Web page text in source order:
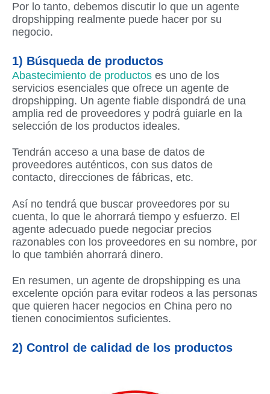
Por lo tanto, debemos discutir lo que un agente
dropshipping realmente puede hacer por su
negocio.
1) Búsqueda de productos
Abastecimiento de productos es uno de los
servicios esenciales que ofrece un agente de
dropshipping. Un agente fiable dispondrá de una
amplia red de proveedores y podrá guiarle en la
selección de los productos ideales.
Tendrán acceso a una base de datos de
proveedores auténticos, con sus datos de
contacto, direcciones de fábricas, etc.
Así no tendrá que buscar proveedores por su
cuenta, lo que le ahorrará tiempo y esfuerzo. El
agente adecuado puede negociar precios
razonables con los proveedores en su nombre, por
lo que también ahorrará dinero.
En resumen, un agente de dropshipping es una
excelente opción para evitar rodeos a las personas
que quieren hacer negocios en China pero no
tienen conocimientos suficientes.
2) Control de calidad de los productos